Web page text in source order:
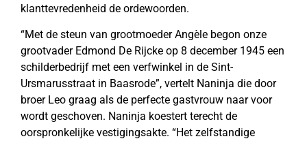
klanttevredenheid de ordewoorden.
“Met de steun van grootmoeder Angèle begon onze
grootvader Edmond De Rijcke op 8 december 1945 een
schilderbedrijf met een verfwinkel in de Sint-
Ursmarusstraat in Baasrode”, vertelt Naninja die door
broer Leo graag als de perfecte gastvrouw naar voor
wordt geschoven. Naninja koestert terecht de
oorspronkelijke vestigingsakte. “Het zelfstandige